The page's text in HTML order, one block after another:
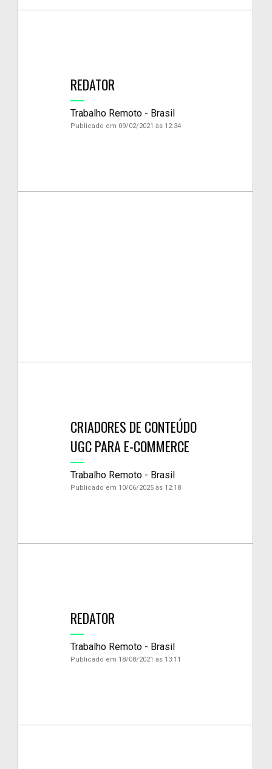
REDATOR
Trabalho Remoto - Brasil
Publicado em 09/02/2021 às 12:34
CRIADORES DE CONTEÚDO
UGC PARA E-COMMERCE
Trabalho Remoto - Brasil
Publicado em 10/06/2025 às 12:18
REDATOR
Trabalho Remoto - Brasil
Publicado em 18/08/2021 às 13:11